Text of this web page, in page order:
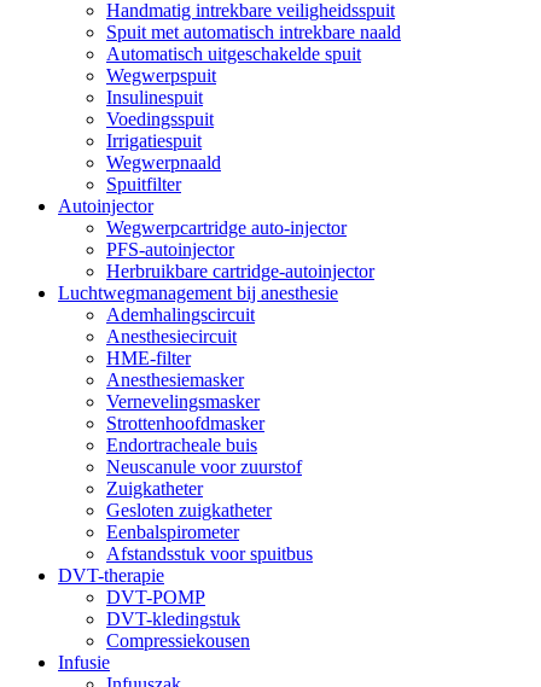
Handmatig intrekbare veiligheidsspuit
Spuit met automatisch intrekbare naald
Automatisch uitgeschakelde spuit
Wegwerpspuit
Insulinespuit
Voedingsspuit
Irrigatiespuit
Wegwerpnaald
Spuitfilter
Autoinjector
Wegwerpcartridge auto-injector
PFS-autoinjector
Herbruikbare cartridge-autoinjector
Luchtwegmanagement bij anesthesie
Ademhalingscircuit
Anesthesiecircuit
HME-filter
Anesthesiemasker
Vernevelingsmasker
Strottenhoofdmasker
Endortracheale buis
Neuscanule voor zuurstof
Zuigkatheter
Gesloten zuigkatheter
Eenbalspirometer
Afstandsstuk voor spuitbus
DVT-therapie
DVT-POMP
DVT-kledingstuk
Compressiekousen
Infusie